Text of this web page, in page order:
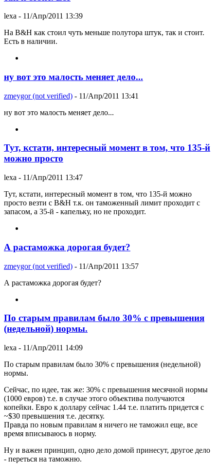
lexa - 11/Апр/2011 13:39
На B&H как стоил чуть меньше полутора штук, так и стоит.
Есть в наличии.
ну вот это малость меняет дело...
zmeygor (not verified) - 11/Апр/2011 13:41
ну вот это малость меняет дело...
Тут, кстати, интересный момент в том, что 135-й
можно просто
lexa - 11/Апр/2011 13:47
Тут, кстати, интересный момент в том, что 135-й можно
просто везти с B&H т.к. он таможенный лимит проходит с
запасом, а 35-й - капельку, но не проходит.
А растаможка дорогая будет?
zmeygor (not verified) - 11/Апр/2011 13:57
А растаможка дорогая будет?
По старым правилам было 30% с превышения
(недельной) нормы.
lexa - 11/Апр/2011 14:09
По старым правилам было 30% с превышения (недельной)
нормы.
Сейчас, по идее, так же: 30% с превышения месячной нормы
(1000 евров) т.е. в случае этого объектива получаются
копейки. Евро к доллару сейчас 1.44 т.е. платить придется с
~$30 превышения т.е. десятку.
Правда по новым правилам я ничего не таможил еще, все
время вписываюсь в норму.
Ну и важен принцип, одно дело домой принесут, другое дело
- переться на таможню.